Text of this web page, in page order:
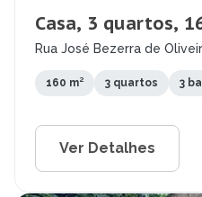
Casa, 3 quartos,
Rua José Bezerra de
160 m² 3 quartos 3
Ver Detalhes